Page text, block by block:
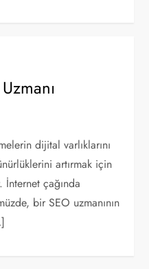
dijital varlıklarını
artırmak için
İnternet çağında
bir SEO uzmanının